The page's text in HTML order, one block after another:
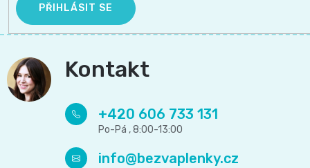
PŘIHLÁSIT SE
Kontakt
info@bezvaplenky.cz
+420 606 733 131